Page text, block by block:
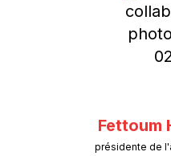
Fettoum
présidente de